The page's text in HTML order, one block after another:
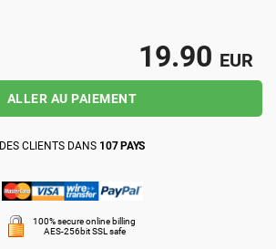
19.90 EUR
ALLER AU PAIEMENT
DES CLIENTS DANS 107 PAYS
100% secure online billing
AES-256bit SSL safe